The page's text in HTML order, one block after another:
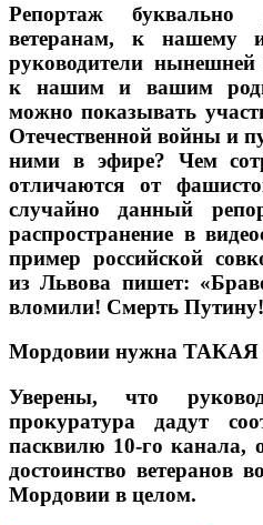
Репортаж буквально
ветеранам, к нашему
руководители
к нашим и вашим
можно показывать
Отечественной войны и
ними в эфире? Чем
отличаются от
случайно данный
распространение в
пример российской
из Львова пишет:
вломили! Смерть
Мордовии нужна
Уверены, что
прокуратура дадут
пасквилю 10-го канала,
достоинство ветеранов
Мордовии в целом.